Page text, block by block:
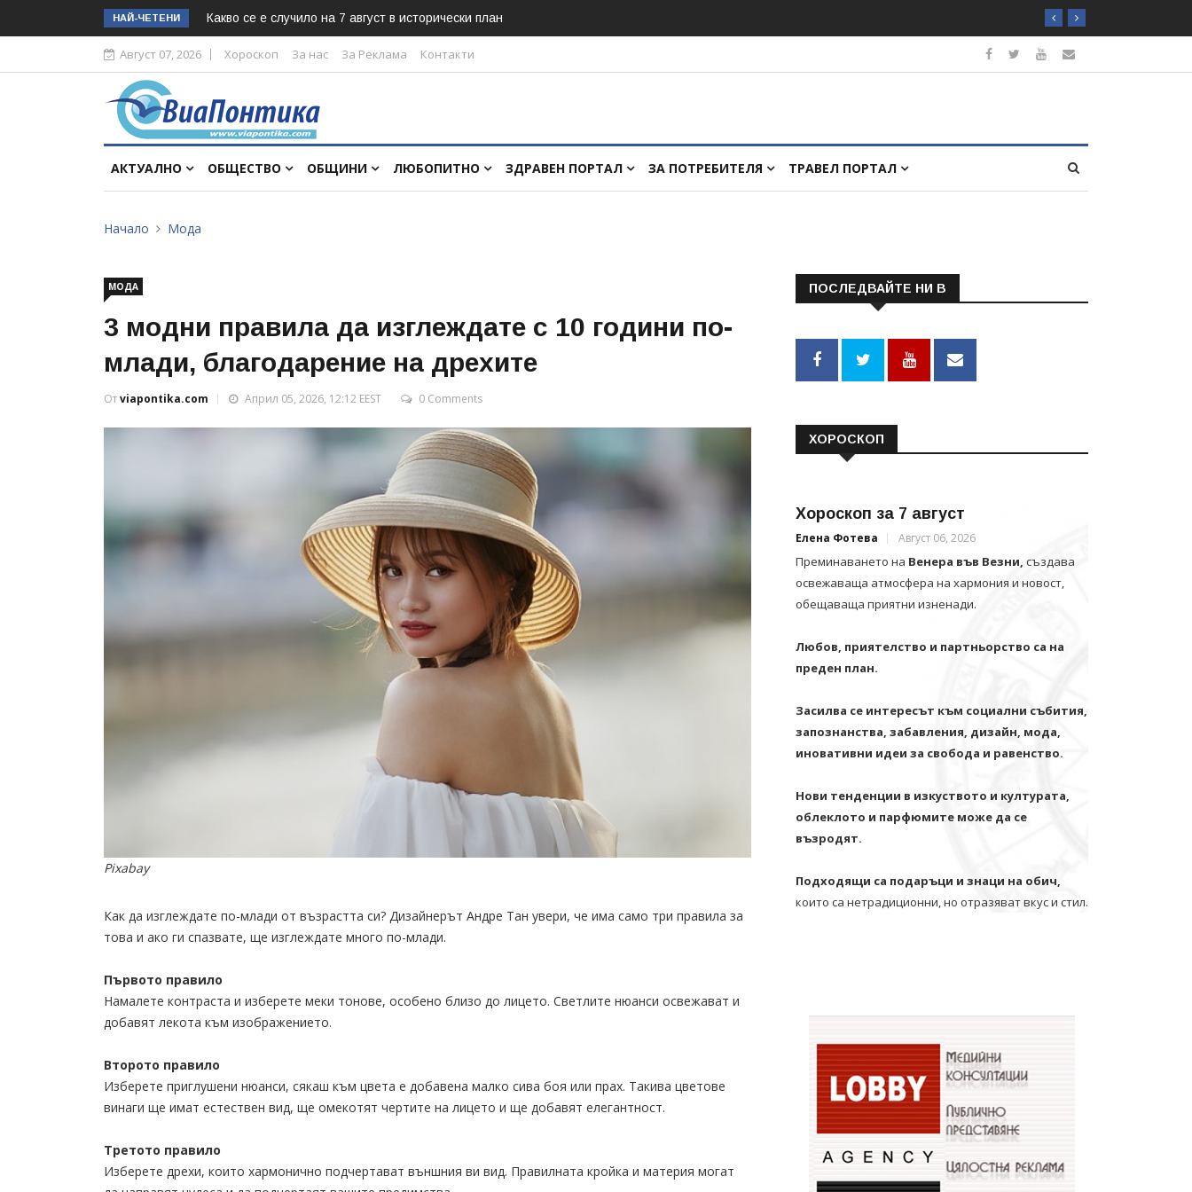
НАЙ-ЧЕТЕНИ Какво се е случило на 7 август в исторически план
Август 07, 2026 Хороскоп За нас За Реклама Контакти
АКТУАЛНО ОБЩЕСТВО ОБЩИНИ ЛЮБОПИТНО ЗДРАВЕН ПОРТАЛ ЗА ПОТРЕБИТЕЛЯ ТРАВЕЛ ПОРТАЛ
Начало Мода
МОДА
3 модни правила да изглеждате с 10 години по-
млади, благодарение на дрехите
Отviapontika.com Април 05, 2026, 12:12 EEST 0 Comments
Pixabay
Как да изглеждате по-млади от възрастта си? Дизайнерът Андре Тан увери, че има само три правила за
това и ако ги спазвате, ще изглеждате много по-млади.
Първото правило
Намалете контраста и изберете меки тонове, особено близо до лицето. Светлите нюанси освежават и
добавят лекота към изображението.
Второто правило
Изберете приглушени нюанси, сякаш към цвета е добавена малко сива боя или прах. Такива цветове
винаги ще имат естествен вид, ще омекотят чертите на лицето и ще добавят елегантност.
Третото правило
Изберете дрехи, които хармонично подчертават външния ви вид. Правилната кройка и материя могат
ПОСЛЕДВАЙТЕ НИ В
ХОРОСКОП
Хороскоп за 7 август
Елена Фотева Август 06, 2026
Преминаването на Венера във Везни, създава
освежаваща атмосфера на хармония и новост,
обещаваща приятни изненади.
Любов, приятелство и партньорство са на
преден план.
Засилва се интересът към социални събития,
запознанства, забавления, дизайн, мода,
иновативни идеи за свобода и равенство.
Нови тенденции в изкуството и културата,
облеклото и парфюмите може да се
възродят.
Подходящи са подаръци и знаци на обич,
които са нетрадиционни, но отразяват вкус и стил.